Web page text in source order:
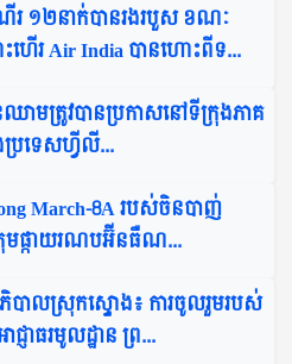
ើរ ១២នាក់បានរងរបួស ខណៈ
ហើរ Air India បានហោះពីទ...
ឈាមត្រូវបានប្រកាសនៅទីក្រុងភាគ
ប្រទេសហ្វីលី...
March-8A របស់ចិនបាញ់
រុមផ្កាយរណបអ៊ីនធឺណ...
ាលស្រុកស្ទោង៖ ការចូលរួមរបស់
ញាធរមូលដ្ឋាន ព្រ...